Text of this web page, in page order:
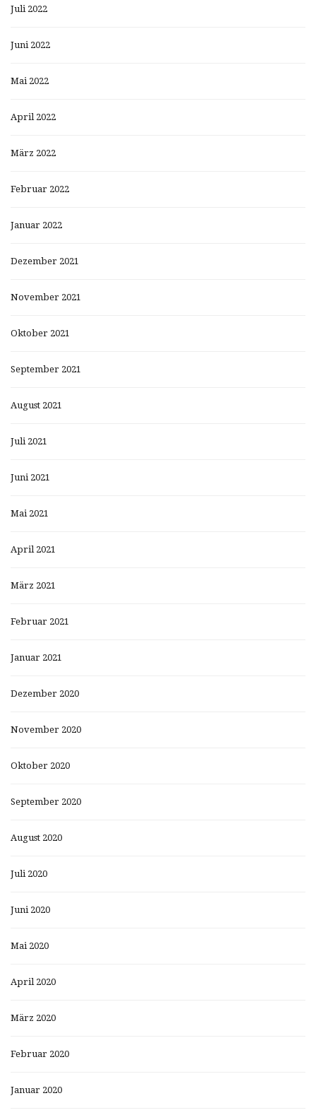
Juli 2022
Juni 2022
Mai 2022
April 2022
März 2022
Februar 2022
Januar 2022
Dezember 2021
November 2021
Oktober 2021
September 2021
August 2021
Juli 2021
Juni 2021
Mai 2021
April 2021
März 2021
Februar 2021
Januar 2021
Dezember 2020
November 2020
Oktober 2020
September 2020
August 2020
Juli 2020
Juni 2020
Mai 2020
April 2020
März 2020
Februar 2020
Januar 2020